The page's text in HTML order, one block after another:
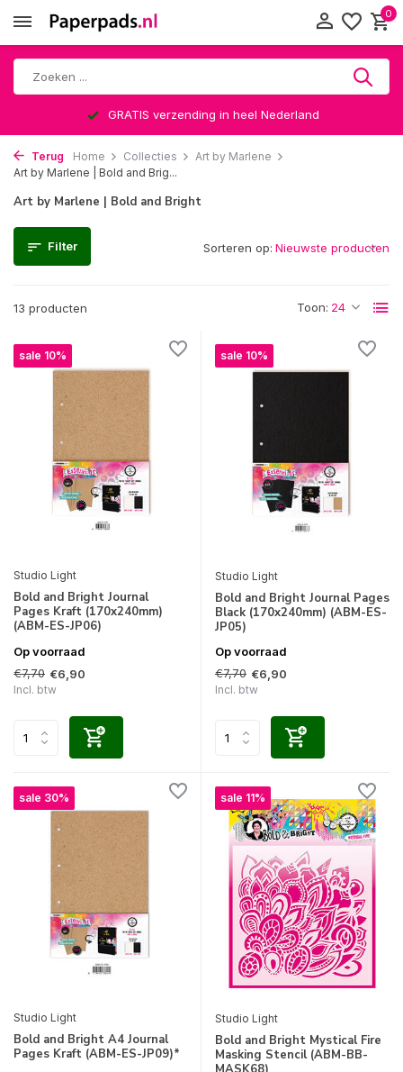
0
GRATIS verzending in heel Nederland
Terug Home Collecties
Art by Marlene
Art by Marlene | Bold and Brig...
Art by Marlene | Bold and Bright
Filter
13 producten Toon:
Sorteren op:
sale 10%
Studio Light
Bold and Bright Journal
Pages Kraft (170x240mm)
(ABM-ES-JP06)
Op voorraad
€7,70 €6,90
Incl. btw
sale 10%
Studio Light
Bold and Bright Journal Pages
Black (170x240mm) (ABM-ES-
JP05)
Op voorraad
€7,70 €6,90
Incl. btw
sale 30%
Studio Light
Bold and Bright A4 Journal
Pages Kraft (ABM-ES-JP09)*
sale 11%
Studio Light
Bold and Bright Mystical Fire
Masking Stencil (ABM-BB-